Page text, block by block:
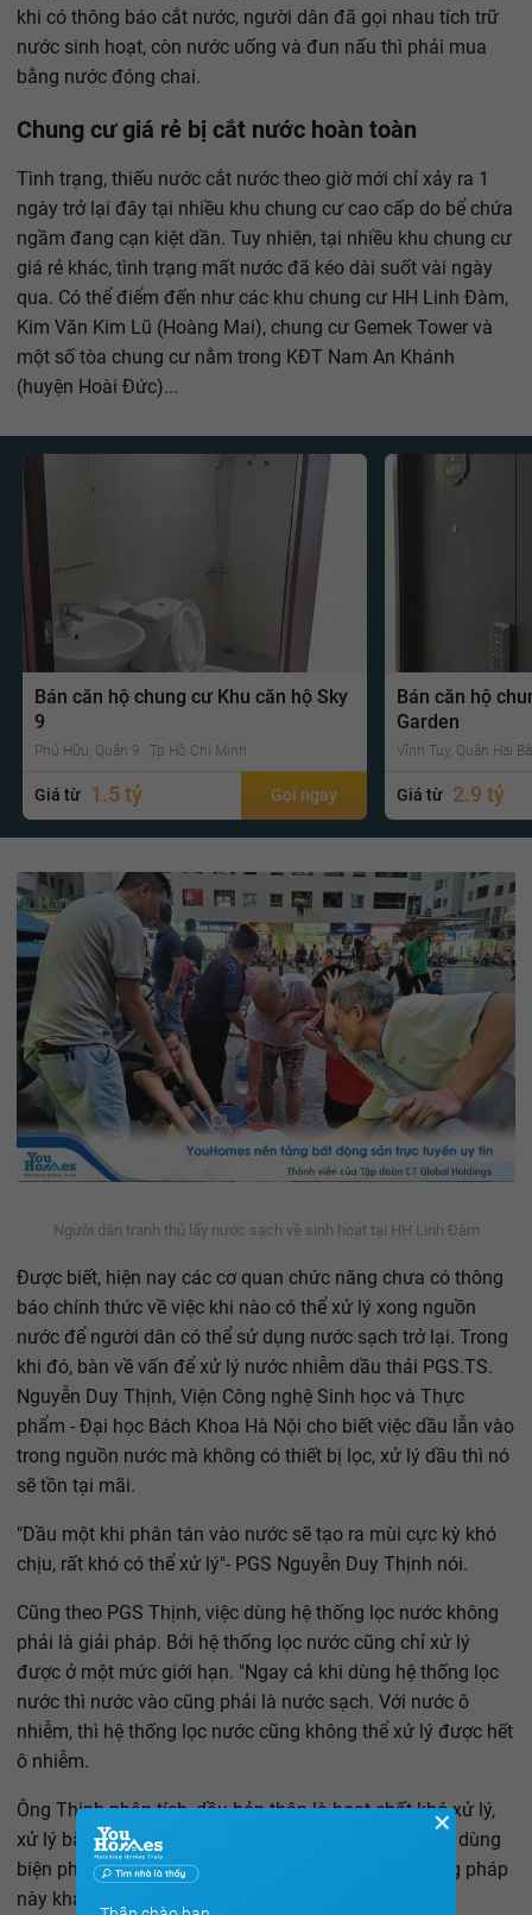
khi có thông báo cắt nước, người dân đã gọi nhau tích trữ
nước sinh hoạt, còn nước uống và đun nấu thì phải mua
bằng nước đóng chai.
Chung cư giá rẻ bị cắt nước hoàn toàn
Tình trạng, thiếu nước cắt nước theo giờ mới chỉ xảy ra 1
ngày trở lại đây tại nhiều khu chung cư cao cấp do bể chứa
ngầm đang cạn kiệt dần. Tuy nhiên, tại nhiều khu chung cư
giá rẻ khác, tình trạng mất nước đã kéo dài suốt vài ngày
qua. Có thể điểm đến như các khu chung cư HH Linh Đàm,
Kim Văn Kim Lũ (Hoàng Mai), chung cư Gemek Tower và
một số tòa chung cư nằm trong KĐT Nam An Khánh
(huyện Hoài Đức)...
Bán căn hộ chung cư Khu căn hộ Sky
9
Phú Hữu, Quận 9 , Tp Hồ Chí Minh
Giá từ 1.5 tỷ Gọi ngay
Bán căn hộ
Garden
Vĩnh Tuy, Quận Hai
Giá từ 2.9 tỷ
Người dân tranh thủ lấy nước sạch về sinh hoạt tại HH Linh Đàm
Được biết, hiện nay các cơ quan chức năng chưa có thông
báo chính thức về việc khi nào có thể xử lý xong nguồn
nước để người dân có thể sử dụng nước sạch trở lại. Trong
khi đó, bàn về vấn để xử lý nước nhiễm dầu thải PGS.TS.
Nguyễn Duy Thịnh, Viện Công nghệ Sinh học và Thực
phẩm - Đại học Bách Khoa Hà Nội cho biết việc dầu lẫn vào
trong nguồn nước mà không có thiết bị lọc, xử lý dầu thì nó
sẽ tồn tại mãi.
"Dầu một khi phân tán vào nước sẽ tạo ra mùi cực kỳ khó
chịu, rất khó có thể xử lý"- PGS Nguyễn Duy Thịnh nói.
Cũng theo PGS Thịnh, việc dùng hệ thống lọc nước không
phải là giải pháp. Bởi hệ thống lọc nước cũng chỉ xử lý
được ở một mức giới hạn. "Ngay cả khi dùng hệ thống lọc
nước thì nước vào cũng phải là nước sạch. Với nước ô
nhiễm, thì hệ thống lọc nước cũng không thể xử lý được hết
ô nhiễm.
Ông Thịnh phân tích, dầu bản thân là hoạt chất khó xử lý,
xử lý bằng phương pháp hóa học cũng khó, mà phải dùng
biện pháp hấp thụ mới tách được. Tuy nhiên, phương pháp
này khá đắt, tốn kém.
✕